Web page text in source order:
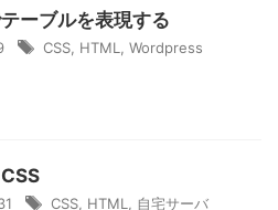
ーブルを表現する
CSS HTML Wordpress
CSS HTML 自宅サーバ